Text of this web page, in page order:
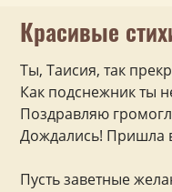
Красивые
Ты, Таисия, так
Как подснежник ты
Поздравляю
Дождались! Пришла
Пусть заветные